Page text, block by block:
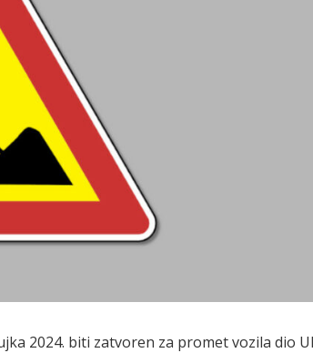
2024. biti zatvoren za promet vozila dio